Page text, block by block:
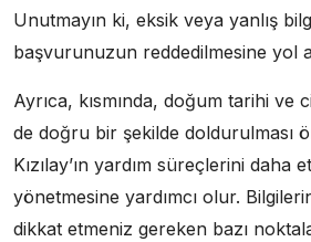
Unutmayın ki, eksik veya yanlış
başvurunuzun reddedilmesine yol
Ayrıca, kısmında, doğum tarihi ve
de doğru bir şekilde doldurulması
Kızılay’ın yardım süreçlerini daha
yönetmesine yardımcı olur.
dikkat etmeniz gereken bazı